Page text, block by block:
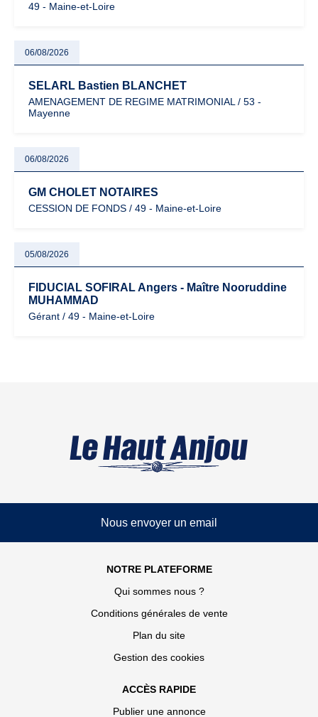
49 - Maine-et-Loire
06/08/2026
SELARL Bastien BLANCHET
AMENAGEMENT DE REGIME MATRIMONIAL / 53 -
Mayenne
06/08/2026
GM CHOLET NOTAIRES
CESSION DE FONDS / 49 - Maine-et-Loire
05/08/2026
FIDUCIAL SOFIRAL Angers - Maître Nooruddine
MUHAMMAD
Gérant / 49 - Maine-et-Loire
Nous envoyer un email
NOTRE PLATEFORME
Qui sommes nous ?
Conditions générales de vente
Plan du site
Gestion des cookies
ACCÈS RAPIDE
Publier une annonce